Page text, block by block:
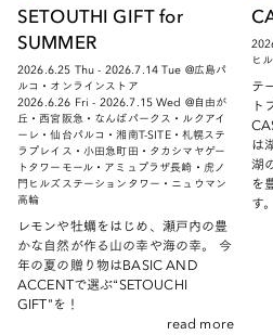
SETOUTHI GIFT for
SUMMER
2026.6.25 Thu - 2026.7.14 Tue @広島パ
ルコ・オンラインストア
2026.6.26 Fri - 2026.7.15 Wed @自由が
丘・西宮阪急・なんばパークス・ルクアイ
ーレ・仙台パルコ・湘南T-SITE・札幌ステ
ラプレイス・小田急町田・タカシマヤゲー
トタワーモール・アミュプラザ長崎・虎ノ
門ヒルズステーションタワー・ニュウマン
高輪
レモンや牡蠣をはじめ、瀬戸内の豊
かな自然が作る山の幸や海の幸。 今
年の夏の贈り物はBASIC AND
ACCENTで選ぶ“SETOUCHI
GIFT”を！
read more
ヒ
テ
ト
は
湖
を
す。